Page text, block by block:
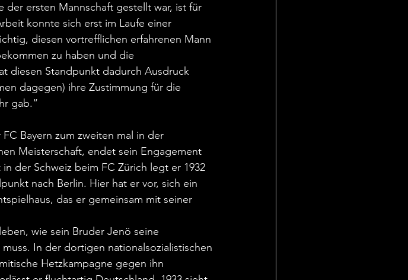
der ersten Mannschaft gestellt war, ist für
konnte sich erst im Laufe einer
diesen vortrefflichen erfahrenen Mann
zu haben und die
diesen Standpunkt dadurch Ausdruck
dagegen) ihre Zustimmung für die
gab.“
Bayern zum zweiten mal in der
Meisterschaft, endet sein Engagement
der Schweiz beim FC Zürich legt er 1932
nach Berlin. Hier hat er vor, sich ein
das er gemeinsam mit seiner
wie sein Bruder Jenö seine
In der dortigen nationalsozialistischen
Hetzkampagne gegen ihn